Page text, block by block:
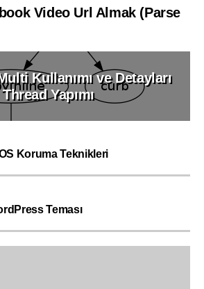
Video Url Almak (Parse
Kullanımı ve Detayları
Thread Yapımı
Koruma Teknikleri
Teması